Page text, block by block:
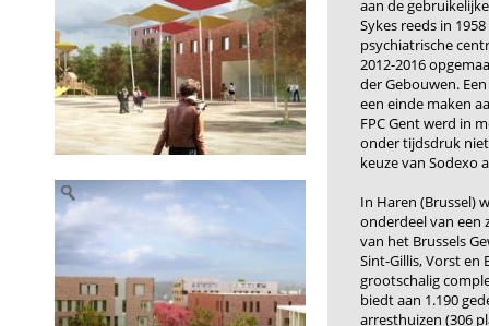
aan de
Sykes reeds in
psychiatrische
2012-2016
der Gebouwen.
een einde maken
FPC Gent werd in
onder tijdsdruk niet
keuze van Sodexo
In Haren (Brussel)
onderdeel van een
van het Brussels
Sint-Gillis, Vorst
grootschalig
biedt aan 1.190
arresthuizen (306